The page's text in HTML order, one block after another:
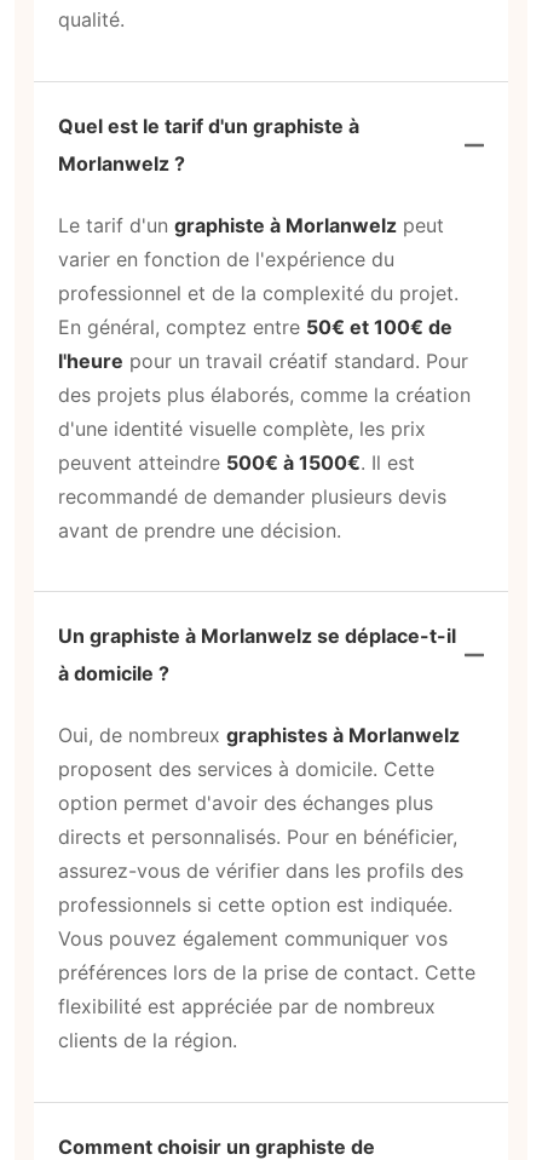
qualité.
Quel est le tarif d'un graphiste à
Morlanwelz ?
Le tarif d'un graphiste à Morlanwelz peut
varier en fonction de l'expérience du
professionnel et de la complexité du projet.
En général, comptez entre 50€ et 100€ de
l'heure pour un travail créatif standard. Pour
des projets plus élaborés, comme la création
d'une identité visuelle complète, les prix
peuvent atteindre 500€ à 1500€. Il est
recommandé de demander plusieurs devis
avant de prendre une décision.
Un graphiste à Morlanwelz se déplace-t-il
à domicile ?
Oui, de nombreux graphistes à Morlanwelz
proposent des services à domicile. Cette
option permet d'avoir des échanges plus
directs et personnalisés. Pour en bénéficier,
assurez-vous de vérifier dans les profils des
professionnels si cette option est indiquée.
Vous pouvez également communiquer vos
préférences lors de la prise de contact. Cette
flexibilité est appréciée par de nombreux
clients de la région.
Comment choisir un graphiste de